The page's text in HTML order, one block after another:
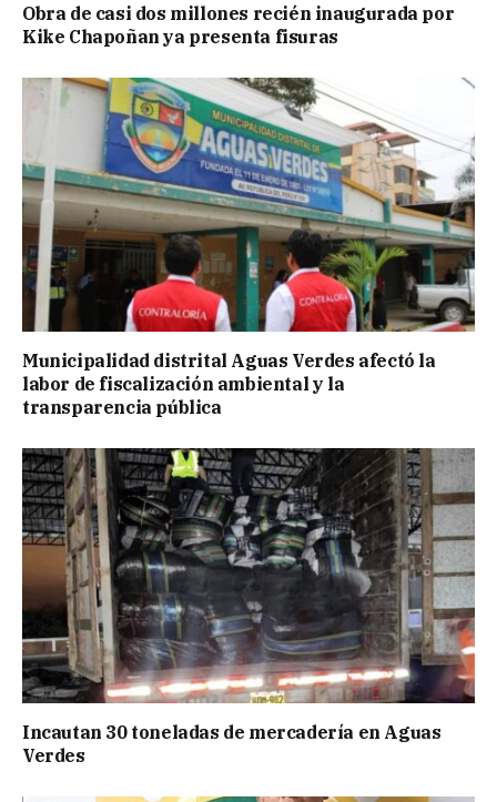
Obra de casi dos millones recién inaugurada por
Kike Chapoñan ya presenta fisuras
Municipalidad distrital Aguas Verdes afectó la
labor de fiscalización ambiental y la
transparencia pública
Incautan 30 toneladas de mercadería en Aguas
Verdes